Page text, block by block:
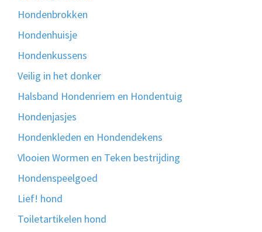
Hondenbrokken
Hondenhuisje
Hondenkussens
Veilig in het donker
Halsband Hondenriem en Hondentuig
Hondenjasjes
Hondenkleden en Hondendekens
Vlooien Wormen en Teken bestrijding
Hondenspeelgoed
Lief! hond
Toiletartikelen hond